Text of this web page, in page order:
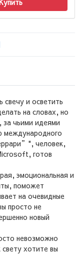
и осветить
на словах, но
чьими идеями
международного
человек,
готов
эмоциональная и
поможет
на очевидные
просто не
новый
невозможно
хотите вы